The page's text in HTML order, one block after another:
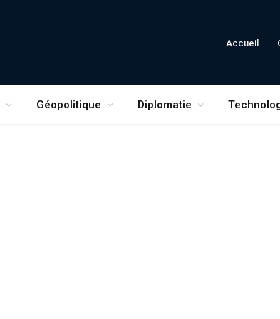
Accueil
Géopolitique Diplomatie